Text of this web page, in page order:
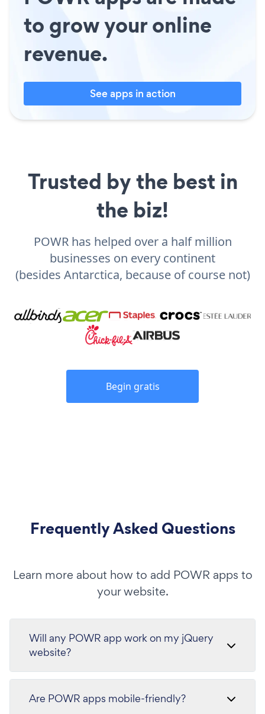
to grow your online
revenue.
See apps in action
Trusted by the best in
the biz!
POWR has helped over a half million
businesses on every continent
(besides Antarctica, because of course not)
Begin gratis
Frequently Asked Questions
Learn more about how to add POWR apps to
your website.
Will any POWR app work on my jQuery
website?
Are POWR apps mobile-friendly?